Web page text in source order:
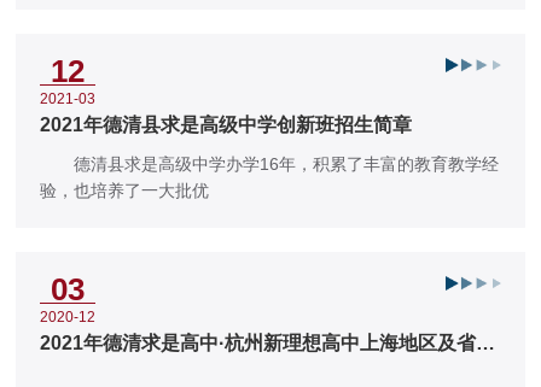
12
2021-03
2021年德清县求是高级中学创新班招生简章
德清县求是高级中学办学16年，积累了丰富的教育教学经
验，也培养了一大批优
03
2020-12
2021年德清求是高中·杭州新理想高中上海地区及省外